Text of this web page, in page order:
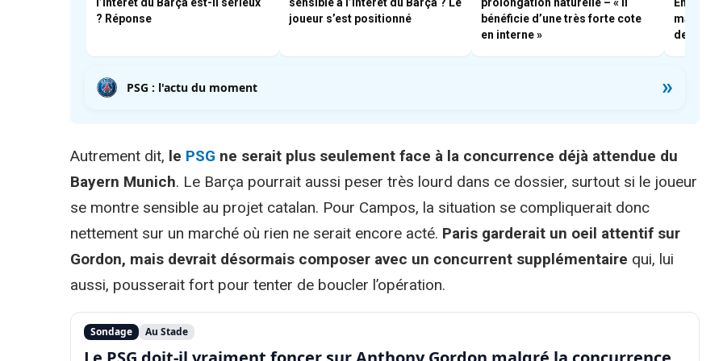
? Réponse
joueur s’est positionné
bénéficie d’une très forte cote
en interne »
mais un
devants
PSG : l'actu du moment »
Autrement dit, le PSG ne serait plus seulement face à la concurrence déjà attendue du
Bayern Munich. Le Barça pourrait aussi peser très lourd dans ce dossier, surtout si le joueur
se montre sensible au projet catalan. Pour Campos, la situation se compliquerait donc
nettement sur un marché où rien ne serait encore acté. Paris garderait un oeil attentif sur
Gordon, mais devrait désormais composer avec un concurrent supplémentaire qui, lui
aussi, pousserait fort pour tenter de boucler l’opération.
Sondage Au Stade